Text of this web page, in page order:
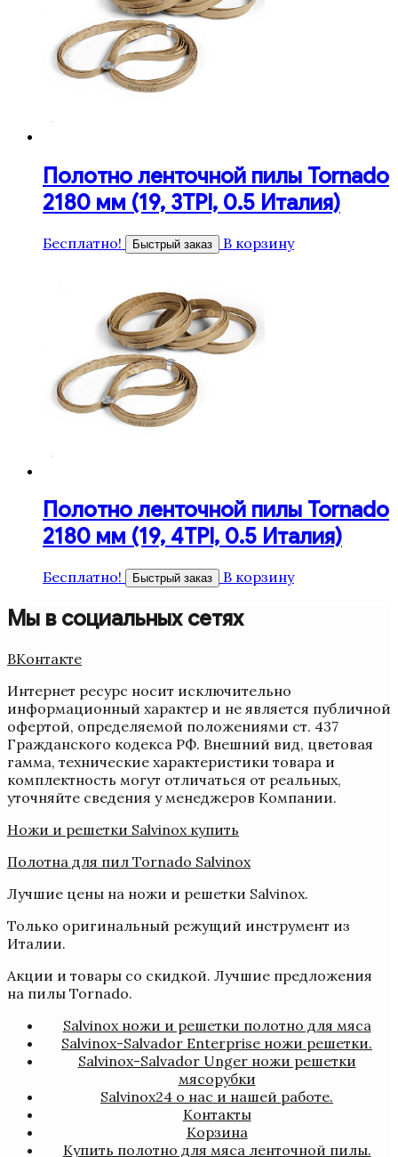
Полотно ленточной пилы Tornado
2180 мм (19, 3TPI, 0.5 Италия)
Бесплатно! Быстрый заказ В корзину
Полотно ленточной пилы Tornado
2180 мм (19, 4TPI, 0.5 Италия)
Бесплатно! Быстрый заказ В корзину
Мы в социальных сетях
ВКонтакте
Интернет ресурс носит исключительно
информационный характер и не является публичной
офертой, определяемой положениями ст. 437
Гражданского кодекса РФ. Внешний вид, цветовая
гамма, технические характеристики товара и
комплектность могут отличаться от реальных,
уточняйте сведения у менеджеров Компании.
Ножи и решетки Salvinox купить
Полотна для пил Tornado Salvinox
Лучшие цены на ножи и решетки Salvinox.
Только оригинальный режущий инструмент из
Италии.
Акции и товары со скидкой. Лучшие предложения
на пилы Tornado.
Salvinox ножи и решетки полотно для мяса
Salvinox-Salvador Enterprise ножи решетки.
Salvinox-Salvador Unger ножи решетки
мясорубки
Salvinox24 о нас и нашей работе.
Контакты
Корзина
Купить полотно для мяса ленточной пилы.